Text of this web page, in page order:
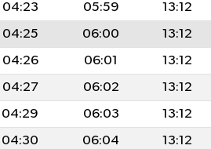
04:23 05:59 13:12
04:25 06:00 13:12
04:26 06:01 13:12
04:27 06:02 13:12
04:29 06:03 13:12
04:30 06:04 13:12